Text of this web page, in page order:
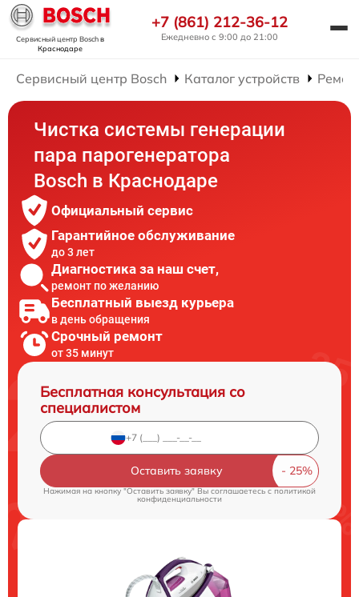
Сервисный центр Boschв
Краснодаре
+7 (861) 212-36-12
Ежедневно с 9:00 до 21:00
Сервисный центр Bosch Каталог устройств
Чистка системы генерации
пара парогенератора
Bosch в Краснодаре
Официальный сервис
Гарантийное обслуживание
до 3 лет
Диагностика за наш счет,
ремонт по желанию
Бесплатный выезд курьера
в день обращения
Срочный ремонт
от 35 минут
Бесплатная консультация со
специалистом
Оставить заявку
Нажимая на кнопку "Оставить заявку" Вы соглашаетесь cполитикой
конфиденциальности